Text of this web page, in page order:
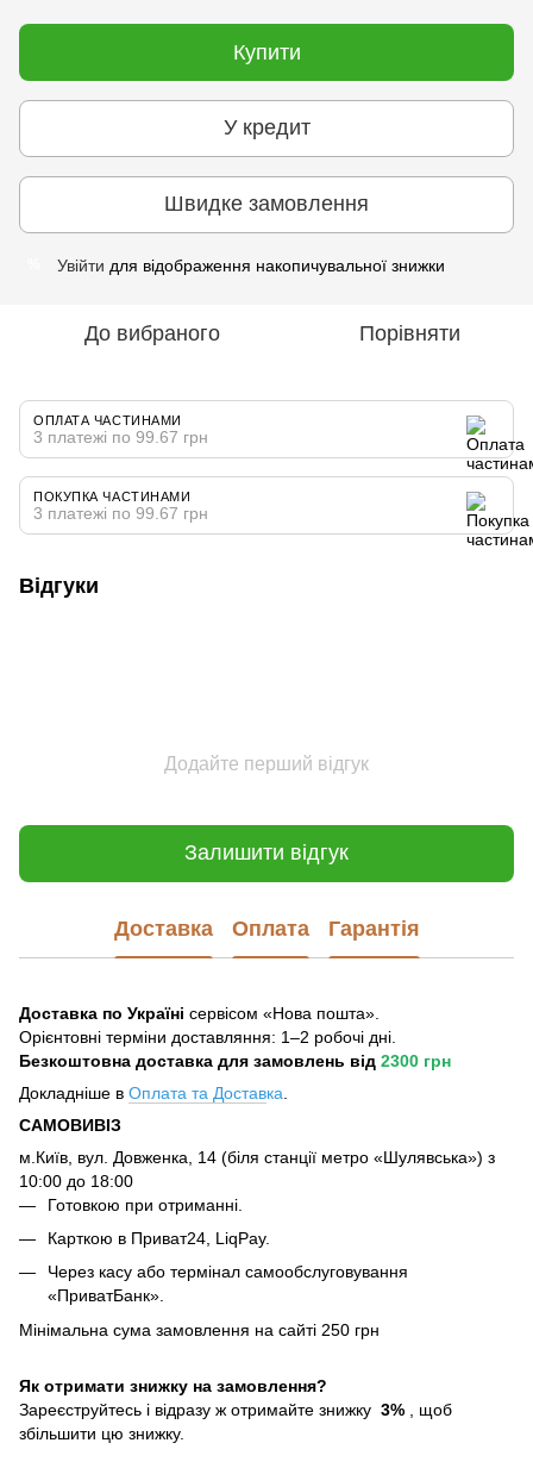
Купити
У кредит
Швидке замовлення
Увійти для відображення накопичувальної знижки
До вибраного Порівняти
ОПЛАТА ЧАСТИНАМИ
3 платежі по 99.67 грн
ПОКУПКА ЧАСТИНАМИ
3 платежі по 99.67 грн
Відгуки
Додайте перший відгук
Залишити відгук
Доставка Оплата Гарантія
Доставка по Україні сервісом «Нова пошта».
Орієнтовні терміни доставляння: 1–2 робочі дні.
Безкоштовна доставка для замовлень від 2300 грн
Докладніше в Оплата та Доставка
САМОВИВІЗ
м.Київ, вул. Довженка, 14 (біля станції метро «Шулявська») з
10:00 до 18:00
Готовкою при отриманні.
Карткою в Приват24, LiqPay.
Через касу або термінал самообслуговування
«ПриватБанк».
Мінімальна сума замовлення на сайті 250 грн
Як отримати знижку на замовлення?
Зареєструйтесь і відразу ж отримайте знижку 3% , щоб
збільшити цю знижку.